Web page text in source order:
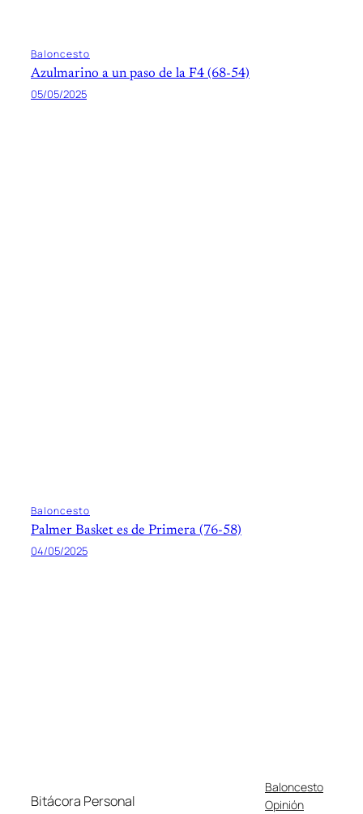
Baloncesto
Azulmarino a un paso de la F4 (68-54)
05/05/2025
Baloncesto
Palmer Basket es de Primera (76-58)
04/05/2025
Bitácora Personal
Baloncesto
Opinión